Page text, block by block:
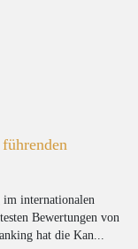
im internationalen
Bewertungen von
hat die Kan...